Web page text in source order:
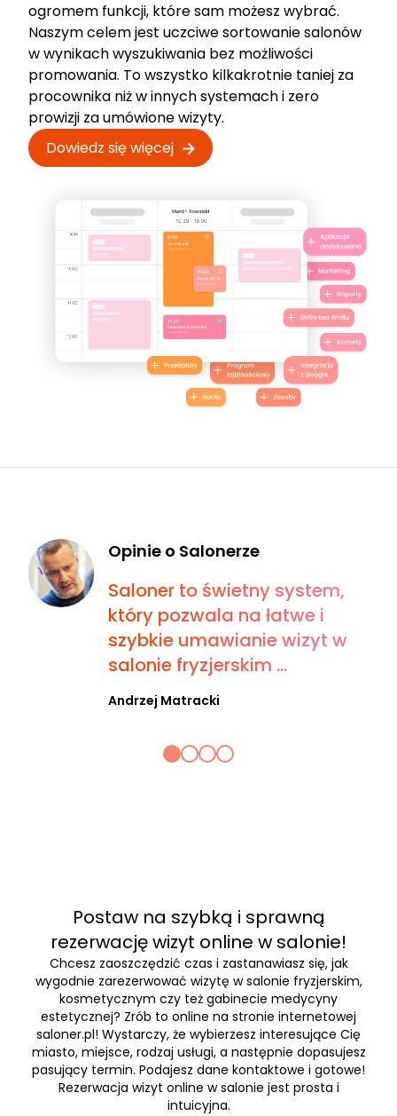
ogromem funkcji, które sam możesz wybrać.
Naszym celem jest uczciwe sortowanie salonów
w wynikach wyszukiwania bez możliwości
promowania. To wszystko kilkakrotnie taniej za
procownika niż w innych systemach i zero
prowizji za umówione wizyty.
Dowiedz się więcej
Opinie o Salonerze
Saloner to świetny system,
który pozwala na łatwe i
szybkie umawianie wizyt w
salonie fryzjerskim ...
Andrzej Matracki
Postaw na szybką i sprawną
rezerwację wizyt online w salonie!
Chcesz zaoszczędzić czas i zastanawiasz się, jak
wygodnie zarezerwować wizytę w salonie fryzjerskim,
kosmetycznym czy też gabinecie medycyny
estetycznej? Zrób to online na stronie internetowej
saloner.pl! Wystarczy, że wybierzesz interesujące Cię
miasto, miejsce, rodzaj usługi, a następnie dopasujesz
pasujący termin. Podajesz dane kontaktowe i gotowe!
Rezerwacja wizyt online w salonie jest prosta i
intuicyjna.